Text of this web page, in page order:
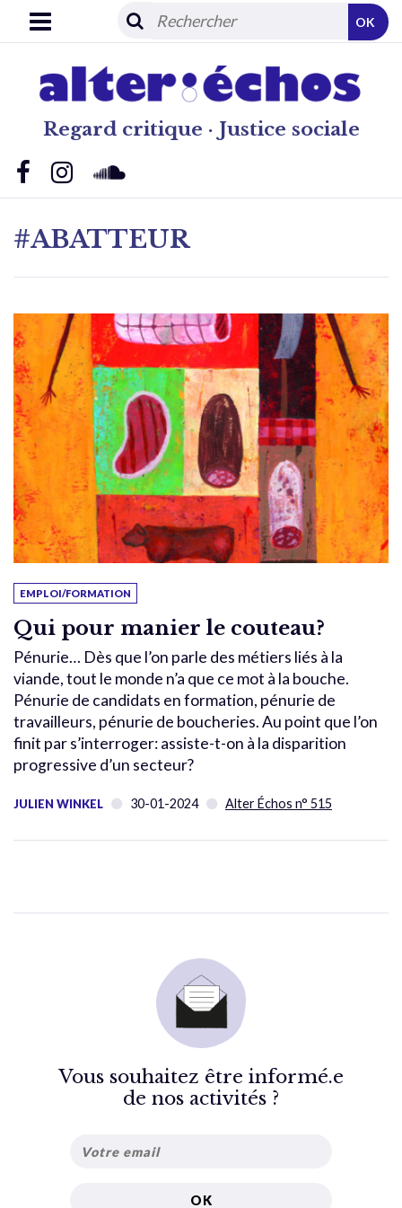
Regard critique · Justice sociale
OK
#ABATTEUR
EMPLOI/FORMATION
Qui pour manier le couteau?
Pénurie… Dès que l’on parle des métiers liés à la
viande, tout le monde n’a que ce mot à la bouche.
Pénurie de candidats en formation, pénurie de
travailleurs, pénurie de boucheries. Au point que l’on
finit par s’interroger: assiste-t-on à la disparition
progressive d’un secteur?
JULIEN WINKEL 30-01-2024 Alter Échos n° 515
Vous souhaitez être informé.e
de nos activités ?